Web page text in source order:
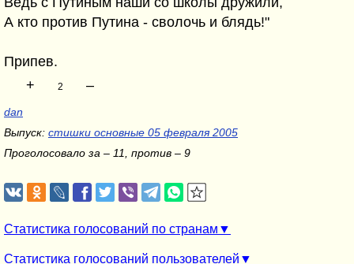
А кто против Путина - сволочь и блядь!"
Припев.
+
2 –
dan
Выпуск: стишки основные 05 февраля 2005
Проголосовало за – 11, против – 9
Статистика голосований по странам
Статистика голосований пользователей